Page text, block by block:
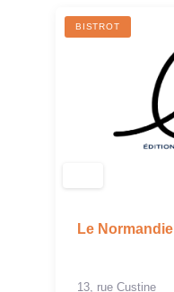
BISTROT
Le Normandie
13, rue Custine